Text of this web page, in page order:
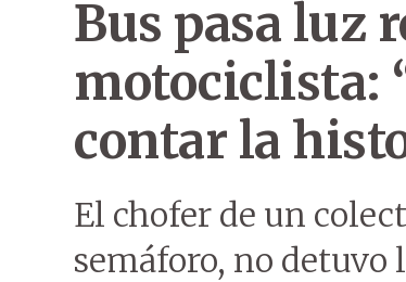
Bus pasa luz
motociclista:
contar la
El chofer de un
semáforo, no